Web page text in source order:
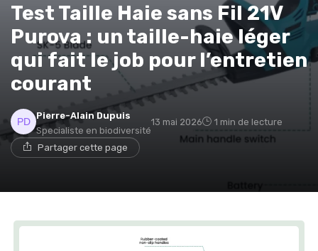
Test Taille Haie sans Fil 21V
Purova : un taille-haie léger
qui fait le job pour l’entretien
courant
Pierre-Alain Dupuis
Specialiste en biodiversité
13 mai 2026 1 min de lecture
Partager cette page